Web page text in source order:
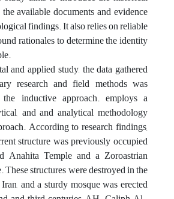
available documents and evidence
findings. It also relies on reliable
rationales to determine the identity
and applied study, the data gathered
research and field methods was
inductive approach. employs a
and and analytical methodology
According to research findings,
structure was previously occupied
Anahita Temple and a Zoroastrian
structures were destroyed in the
and a sturdy mosque was erected